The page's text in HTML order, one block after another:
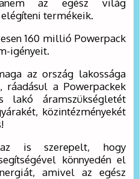
az egész világ
termékeik.
160 millió Powerpack
igényeit.
az ország lakossága
a Powerpackek
lakó áramszükségletét
közintézményekét
az is szerepelt, hogy
könnyedén el
amivel az egész